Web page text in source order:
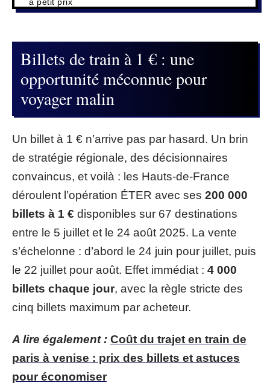
Billets de train à 1 € : une
opportunité méconnue pour
voyager malin
Un billet à 1 € n’arrive pas par hasard. Un brin
de stratégie régionale, des décisionnaires
convaincus, et voilà : les Hauts-de-France
déroulent l’opération ÉTER avec ses 200 000
billets à 1 € disponibles sur 67 destinations
entre le 5 juillet et le 24 août 2025. La vente
s’échelonne : d’abord le 24 juin pour juillet, puis
le 22 juillet pour août. Effet immédiat : 4 000
billets chaque jour, avec la règle stricte des
cinq billets maximum par acheteur.
A lire également : Coût du trajet en train de
paris à venise : prix des billets et astuces
pour économiser